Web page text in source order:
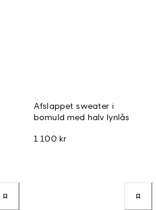
Afslappet sweater i
bomuld med halv lynlås
1 100 kr